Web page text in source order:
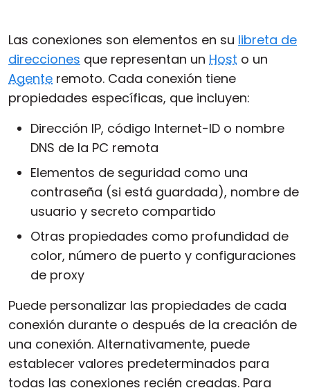
Las conexiones son elementos en su libreta de
direcciones que representan un Host o un
Agente remoto. Cada conexión tiene
propiedades específicas, que incluyen:
Dirección IP, código Internet-ID o nombre
DNS de la PC remota
Elementos de seguridad como una
contraseña (si está guardada), nombre de
usuario y secreto compartido
Otras propiedades como profundidad de
color, número de puerto y configuraciones
de proxy
Puede personalizar las propiedades de cada
conexión durante o después de la creación de
una conexión. Alternativamente, puede
establecer valores predeterminados para
todas las conexiones recién creadas. Para